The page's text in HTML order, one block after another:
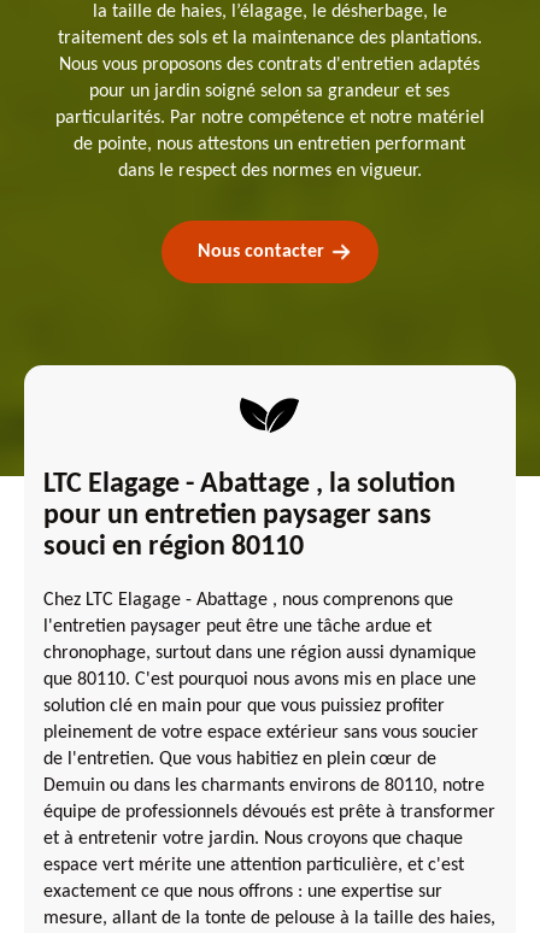
la taille de haies, l’élagage, le désherbage, le
traitement des sols et la maintenance des plantations.
Nous vous proposons des contrats d'entretien adaptés
pour un jardin soigné selon sa grandeur et ses
particularités. Par notre compétence et notre matériel
de pointe, nous attestons un entretien performant
dans le respect des normes en vigueur.
Nous contacter
LTC Elagage - Abattage , la solution
pour un entretien paysager sans
souci en région 80110
Chez LTC Elagage - Abattage , nous comprenons que
l'entretien paysager peut être une tâche ardue et
chronophage, surtout dans une région aussi dynamique
que 80110. C'est pourquoi nous avons mis en place une
solution clé en main pour que vous puissiez profiter
pleinement de votre espace extérieur sans vous soucier
de l'entretien. Que vous habitiez en plein cœur de
Demuin ou dans les charmants environs de 80110, notre
équipe de professionnels dévoués est prête à transformer
et à entretenir votre jardin. Nous croyons que chaque
espace vert mérite une attention particulière, et c'est
exactement ce que nous offrons : une expertise sur
mesure, allant de la tonte de pelouse à la taille des haies,